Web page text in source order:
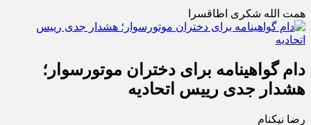
همت الله شکری اطاقسرا
دام گواهینامه برای دختران موتورسوار؛
هشدار جدی رییس اتحادیه
رضا نیکنام